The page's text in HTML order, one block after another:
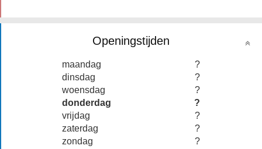
Openingstijden
maandag
?
dinsdag
?
woensdag
?
donderdag
?
vrijdag
?
zaterdag
?
zondag
?